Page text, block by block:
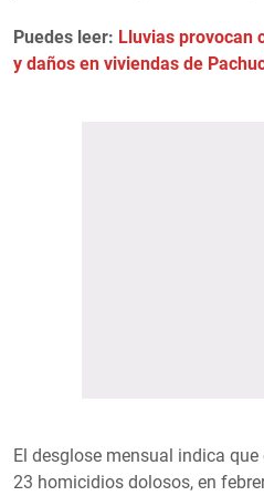
Puedes leer: Lluvias provocan
y daños en viviendas de
El desglose mensual indica
23 homicidios dolosos, en